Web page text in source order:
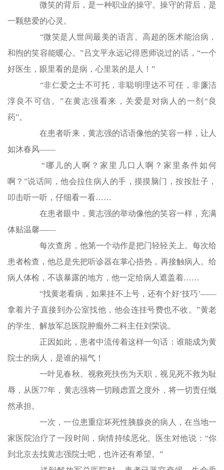
微笑的背后，是一种职业的操守。操守的背后，是
一颗慈爱的心灵。
“微笑是人世间最美的语言。高超的医术能治病，
和煦的笑容能暖心。”吕文平永远记得恩师说过的话，“一个
好医生，眼里看的是病，心里装的是人！”
“非仁爱之士不可托，非聪明理达不可任，非廉洁
淳良不可信。”在黄志强看来，关爱是对病人的一剂“良
药”。
在患者听来，黄志强的话语像他的笑容一样，让人
如沐春风——
“哪儿的人啊？家里几口人啊？家里条件如何
啊？”说话间，他会拉住病人的手，摸摸脑门，按按肚子，
叩击听一听，仔细看一看……
在患者眼中，黄志强的举动像他的笑容一样，充满
体贴温馨——
每次查房，他第一个动作是把门轻轻关上。每次给
患者检查，他总是先把听诊器在掌心捂热，再接触病人。给
病人体检，不该暴露的地方，他一定给病人遮盖着……
“找黄老看病，如果挂不上号，还有个好‘技巧’——
拿着片子直接到办公室找他，他会连挂号费也不收。”黄老
的学生、解放军总医院肿瘤外二科主任刘荣说。
正因如此，患者中流传着这样一句话：谁能成为黄
院士的病人，是谁的福气！
一叶见春秋。视救死扶伤为天职，视见死不救为耻
辱，从医77年，黄志强将一切顾虑置之度外，将一切责任慨
然承担。
一次，一位患重症坏死性胰腺炎的病人，在当地一
家医院治疗了一段时间，病情持续恶化。医生对他说：“你
到北京去找黄志强院士吧，也许还有希望。”